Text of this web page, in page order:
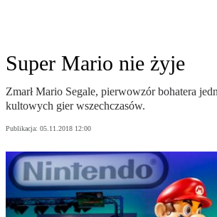
Super Mario nie żyje
Zmarł Mario Segale, pierwowzór bohatera
kultowych gier wszechczasów.
Publikacja: 05.11.2018 12:00